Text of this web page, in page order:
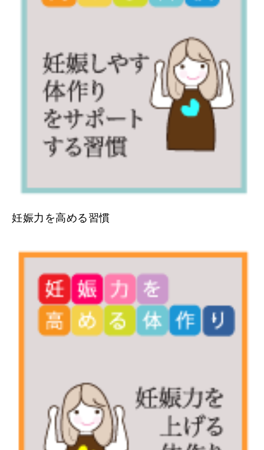
妊娠力を高める習慣